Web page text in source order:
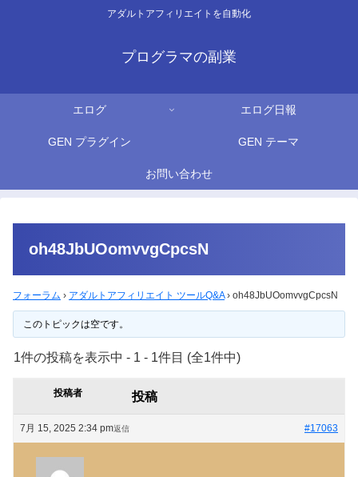
アダルトアフィリエイトを自動化
プログラマの副業
エログ エログ日報
GEN プラグイン GEN テーマ
お問い合わせ
oh48JbUOomvvgCpcsN
フォーラム › アダルトアフィリエイト ツールQ&A › oh48JbUOomvvgCpcsN
このトピックは空です。
1件の投稿を表示中 - 1 - 1件目 (全1件中)
投稿者 投稿
7月 15, 2025 2:34 pm #17063
返信